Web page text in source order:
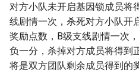
对方小队未开启基因锁成员将
线剧情一次，杀死对方小队开
奖励点数，B级支线剧情一次
负一分，杀掉对方成员将得到
将是双方团队剩余成员得到的